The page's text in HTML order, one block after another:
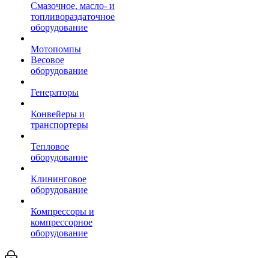
Смазочное, масло- и
топливораздаточное
оборудование
Мотопомпы
Весовое
оборудование
Генераторы
Конвейеры и
транспортеры
Тепловое
оборудование
Клининговое
оборудование
Компрессоры и
компрессорное
оборудование